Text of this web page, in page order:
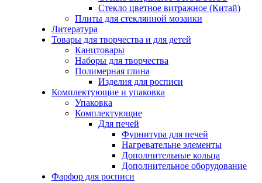
Стекло цветное витражное (Китай)
Плиты для стеклянной мозаики
Литература
Товары для творчества и для детей
Канцтовары
Наборы для творчества
Полимерная глина
Изделия для росписи
Комплектующие и упаковка
Упаковка
Комплектующие
Для печей
Фурнитура для печей
Нагревательне элементы
Дополнительные кольца
Дополнительное оборудование
Фарфор для росписи